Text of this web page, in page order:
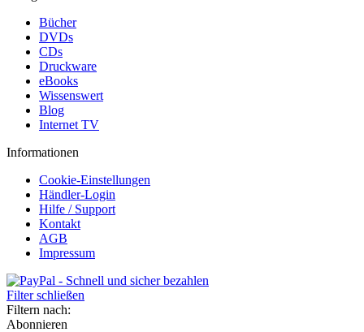
Bücher
DVDs
CDs
Druckware
eBooks
Wissenswert
Blog
Internet TV
Informationen
Cookie-Einstellungen
Händler-Login
Hilfe / Support
Kontakt
AGB
Impressum
Filter schließen
Filtern nach:
Abonnieren